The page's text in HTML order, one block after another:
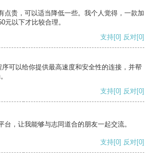
点贵，可以适当降低一些。我个人觉得，一款加
元以下才比较合理。
支持[0] 反对[0]
可以给你提供最高速度和安全性的连接，并帮
支持[0] 反对[0]
台，让我能够与志同道合的朋友一起交流。
支持[0] 反对[0]